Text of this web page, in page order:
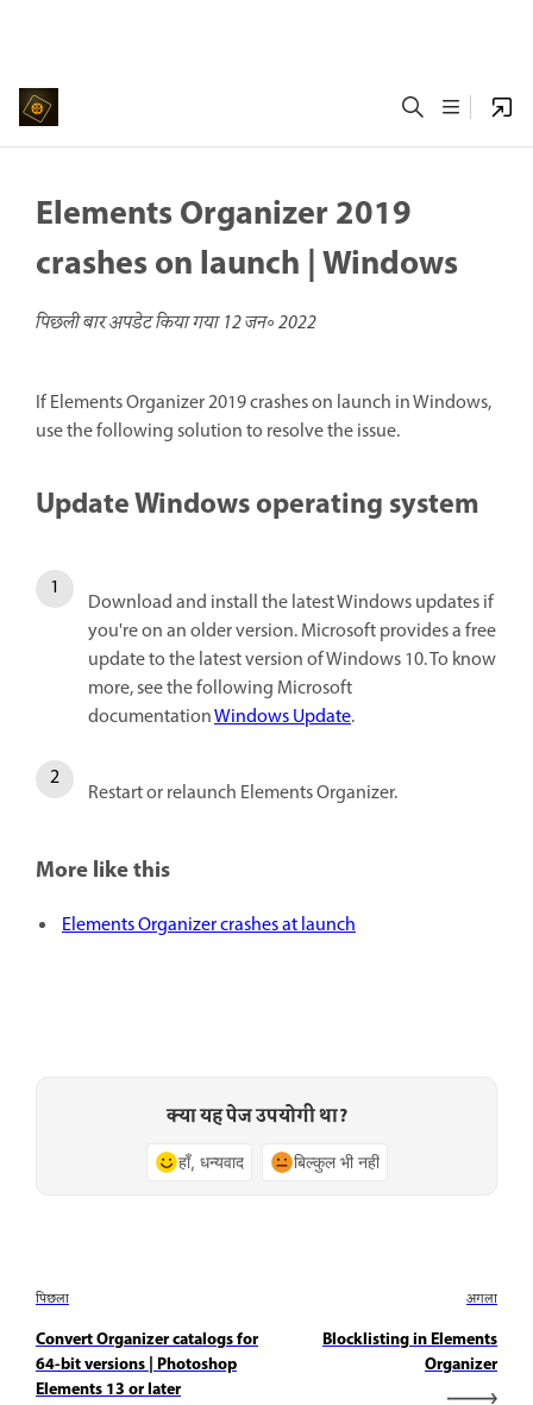
Elements Organizer 2019
crashes on launch | Windows
पिछली बार अपडेट किया गया12 जन॰ 2022
If Elements Organizer 2019 crashes on launch in Windows,
use the following solution to resolve the issue.
Update Windows operating system
Download and install the latest Windows updates if
you're on an older version. Microsoft provides a free
update to the latest version of Windows 10. To know
more, see the following Microsoft
documentationWindows Update.
Restart or relaunch Elements Organizer.
More like this
Elements Organizer crashes at launch
क्या यह पेज उपयोगी था?
हाँ, धन्यवाद बिल्कुल भी नहीं
पिछला
Convert Organizer catalogs for
64-bit versions | Photoshop
Elements 13 or later
अगला
Blocklisting in Elements
Organizer